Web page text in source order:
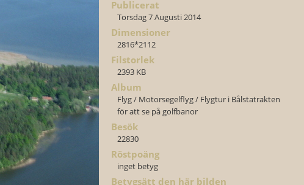
Publicerat
Torsdag 7 Augusti 2014
Dimensioner
2816*2112
Filstorlek
2393 KB
Album
Flyg/ Motorsegelflyg/ Flygtur i Bålstatrakten
för att se på golfbanor
Besök
22830
Röstpoäng
inget betyg
Betygsätt den här bilden